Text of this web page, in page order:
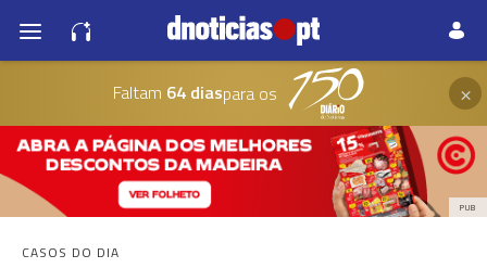
Faltam 64 diaspara os ×
PUB
CASOS DO DIA